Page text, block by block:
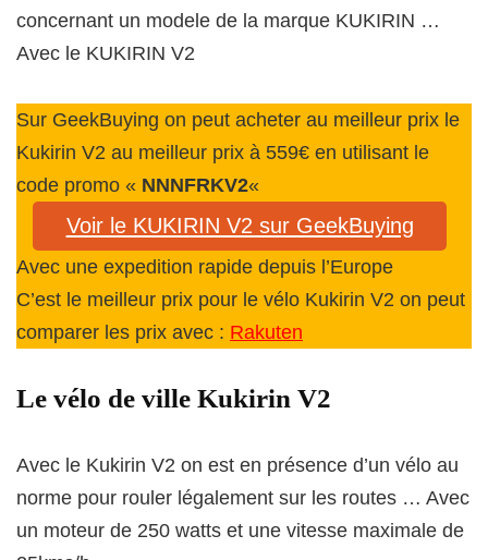
concernant un modele de la marque KUKIRIN …
Avec le KUKIRIN V2
Sur GeekBuying on peut acheter au meilleur prix le
Kukirin V2 au meilleur prix à 559€ en utilisant le
code promo « NNNFRKV2«
Voir le KUKIRIN V2 sur GeekBuying
Avec une expedition rapide depuis l’Europe
C’est le meilleur prix pour le vélo Kukirin V2 on peut
comparer les prix avec : Rakuten
Le vélo de ville Kukirin V2
Avec le Kukirin V2 on est en présence d’un vélo au
norme pour rouler légalement sur les routes … Avec
un moteur de 250 watts et une vitesse maximale de